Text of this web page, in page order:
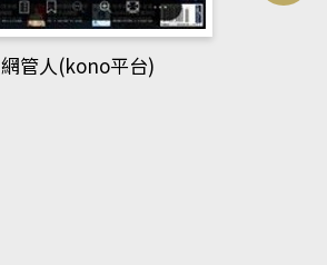
網管人(kono平台)